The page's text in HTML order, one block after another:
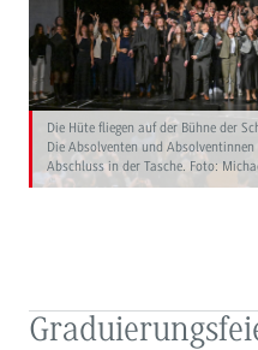
Die Hüte fliegen auf der Bühne der
Die Absolventen und
Abschluss in der Tasche. Foto: